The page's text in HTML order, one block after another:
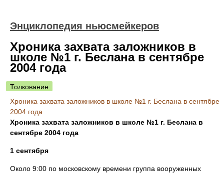
Энциклопедия ньюсмейкеров
Хроника захвата заложников в
школе №1 г. Беслана в сентябре
2004 года
Толкование
Хроника захвата заложников в школе №1 г. Беслана в сентябре
2004 года
Хроника захвата заложников в школе №1 г. Беслана в
сентябре 2004 года
1 сентября
Около 9:00 по московскому времени группа вооруженных